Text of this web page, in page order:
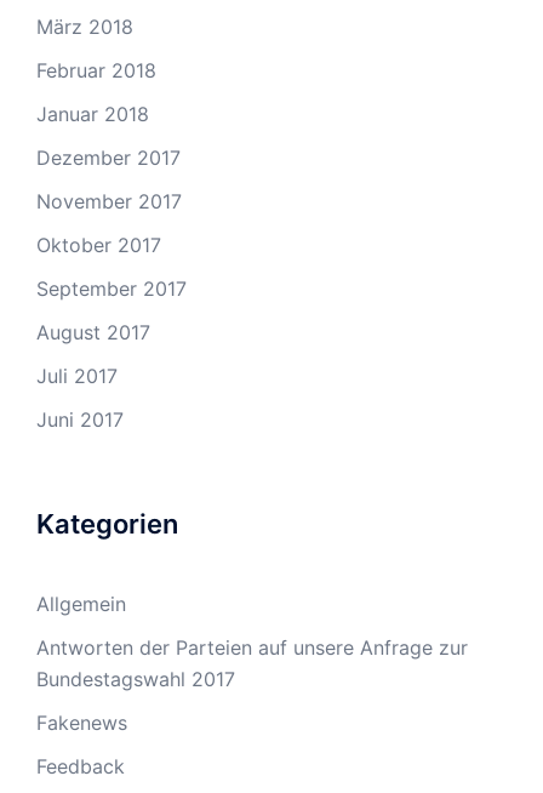
März 2018
Februar 2018
Januar 2018
Dezember 2017
November 2017
Oktober 2017
September 2017
August 2017
Juli 2017
Juni 2017
Kategorien
Allgemein
Antworten der Parteien auf unsere Anfrage zur
Bundestagswahl 2017
Fakenews
Feedback